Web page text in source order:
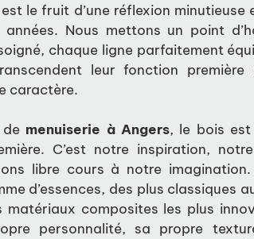
le fruit d’une réflexion minutieuse
Nous mettons un point
chaque ligne parfaitement
leur fonction première
caractère.
menuiserie à Angers, le bois est
C’est notre inspiration,
libre cours à notre
d’essences, des plus classiques
composites les plus
personnalité, sa propre